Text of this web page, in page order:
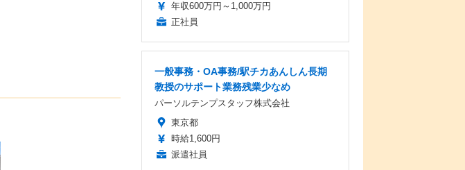
年収600万円～1,000万円
正社員
一般事務・OA事務/駅チカあんしん長期
教授のサポート業務残業少なめ
パーソルテンプスタッフ株式会社
東京都
時給1,600円
派遣社員